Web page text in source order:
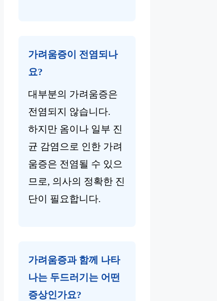
가려움증이 전염되나
요?
대부분의 가려움증은
전염되지 않습니다.
하지만 옴이나 일부 진
균 감염으로 인한 가려
움증은 전염될 수 있으
므로, 의사의 정확한 진
단이 필요합니다.
가려움증과 함께 나타
나는 두드러기는 어떤
증상인가요?